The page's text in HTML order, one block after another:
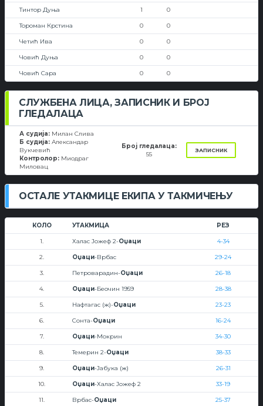
Тинтор Дуња 1 0
Тороман Крстина 0 0
Четић Ива 0 0
Човић Дуња 0 0
Човић Сара 0 0
СЛУЖБЕНА ЛИЦА, ЗАПИСНИК И БРОЈ
ГЛЕДАЛАЦА
А судија: Милан Слива
Б судија: Александар
Вукчевић
Контролор: Миодраг
Миловац
Број гледалаца:
55
ЗАПИСНИК
ОСТАЛЕ УТАКМИЦЕ ЕКИПА У ТАКМИЧЕЊУ
КОЛО УТАКМИЦА РЕЗ
1. Халас Јожеф 2-Оџаци 4-34
2. Оџаци-Врбас 29-24
3. Петроварадин-Оџаци 26-18
4. Оџаци-Беочин 1959 28-38
5. Нафтагас (ж)-Оџаци 23-23
6. Сонта-Оџаци 16-24
7. Оџаци-Мокрин 34-30
8. Темерин 2-Оџаци 38-33
9. Оџаци-Јабука (ж) 26-31
10. Оџаци-Халас Јожеф 2 33-19
11. Врбас-Оџаци 25-37